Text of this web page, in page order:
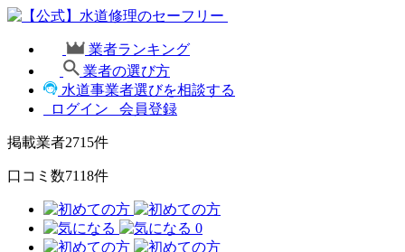
業者ランキング
業者の選び方
水道事業者選びを相談する
ログイン
会員登録
掲載業者2715件
口コミ数7118件
0